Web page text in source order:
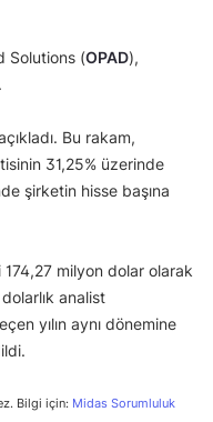
Solutions (OPAD),
Bu rakam,
31,25% üzerinde
şirketin hisse başına
174,27 milyon dolar olarak
analist
yılın aynı dönemine
Bilgi için: Midas Sorumluluk